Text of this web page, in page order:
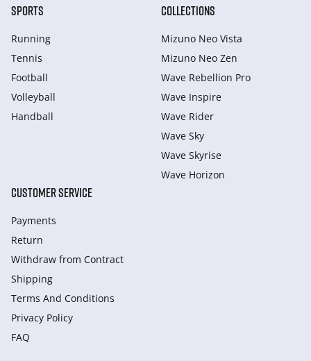
SPORTS
Running
Tennis
Football
Volleyball
Handball
COLLECTIONS
Mizuno Neo Vista
Mizuno Neo Zen
Wave Rebellion Pro
Wave Inspire
Wave Rider
Wave Sky
Wave Skyrise
Wave Horizon
CUSTOMER SERVICE
Payments
Return
Withdraw from Сontract
Shipping
Terms And Conditions
Privacy Policy
FAQ